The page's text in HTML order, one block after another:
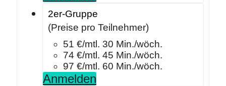
2er-Gruppe
(Preise pro Teilnehmer)
51 €/mtl. 30 Min./wöch.
74 €/mtl. 45 Min./wöch.
97 €/mtl. 60 Min./wöch.
Anmelden